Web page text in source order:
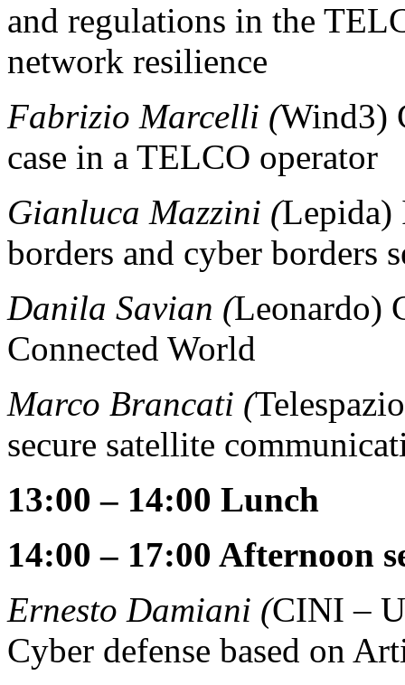
and regulations in the
network resilience
Fabrizio Marcelli (Wind3)
case in a TELCO operator
Gianluca Mazzini (Lepida)
borders and cyber borders
Danila Savian (Leonardo)
Connected World
Marco Brancati (
secure satellite
13:00 – 14:00 Lunch
14:00 – 17:00 Afternoon
Ernesto Damiani (CINI –
Cyber defense based on